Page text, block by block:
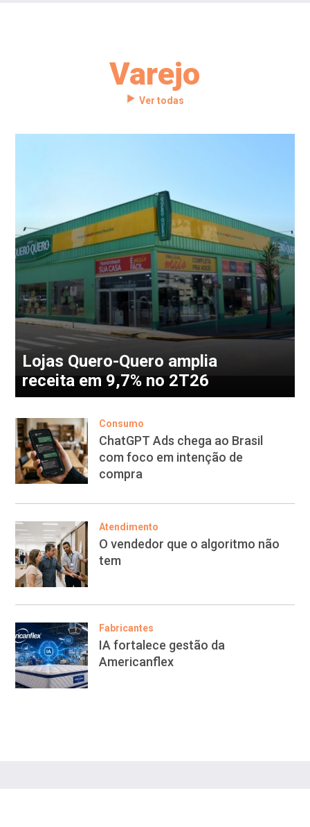
Varejo
Ver todas
Lojas Quero-Quero amplia
receita em 9,7% no 2T26
Consumo
ChatGPT Ads chega ao Brasil
com foco em intenção de
compra
Atendimento
O vendedor que o algoritmo não
tem
Fabricantes
IA fortalece gestão da
Americanflex